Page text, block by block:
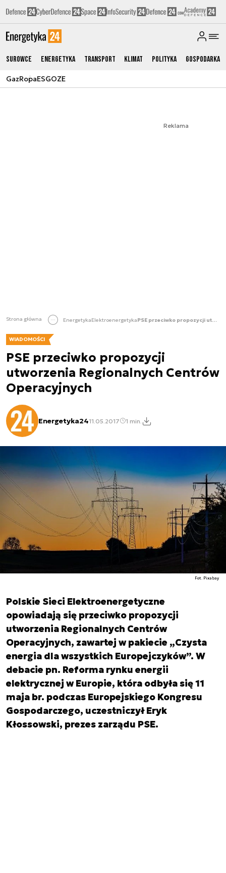
Surowce Energetyka Transport Klimat Polityka Gospodarka
GazRopaESGOZE
Reklama
Strona główna EnergetykaElektroenergetyka PSE przeciwko propozycji utworzenia Regionalnych Centrów Operacyjnych
WIADOMOŚCI
PSE przeciwko propozycji
utworzenia Regionalnych Centrów
Operacyjnych
Energetyka2411.05.2017 1 min.
Fot. Pixabay
Polskie Sieci Elektroenergetyczne
opowiadają się przeciwko propozycji
utworzenia Regionalnych Centrów
Operacyjnych, zawartej w pakiecie „Czysta
energia dla wszystkich Europejczyków”. W
debacie pn. Reforma rynku energii
elektrycznej w Europie, która odbyła się 11
maja br. podczas Europejskiego Kongresu
Gospodarczego, uczestniczył Eryk
Kłossowski, prezes zarządu PSE.